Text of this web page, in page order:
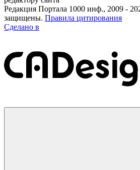
Редакция Портала 1000 инф., 2009 -
защищены. Правила цитирования
Сделано в